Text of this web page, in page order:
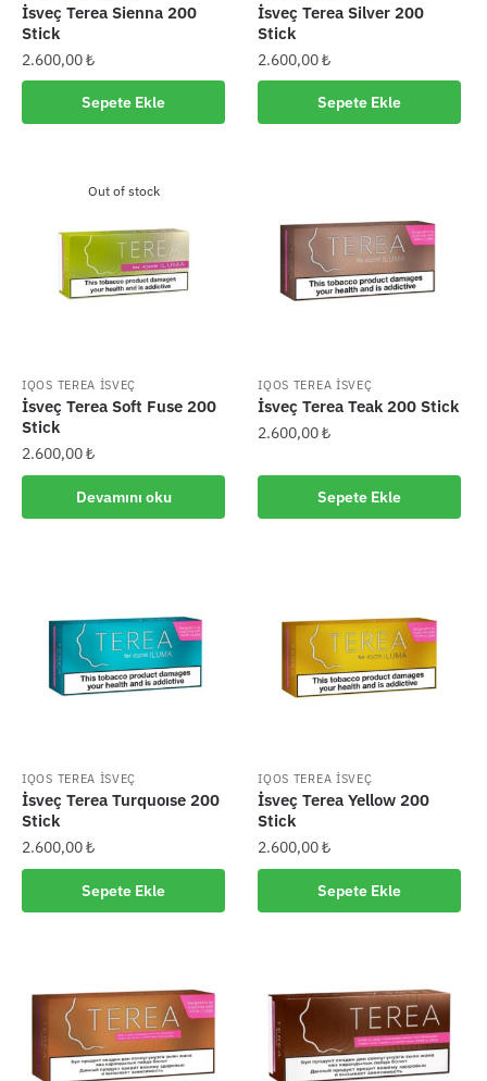
İsveç Terea Sienna 200
Stick
2.600,00₺
Sepete Ekle
İsveç Terea Silver 200
Stick
2.600,00₺
Sepete Ekle
Out of stock
IQOS TEREA İSVEÇ
İsveç Terea Soft Fuse 200
Stick
2.600,00₺
Devamını oku
IQOS TEREA İSVEÇ
İsveç Terea Teak 200 Stick
2.600,00₺
Sepete Ekle
IQOS TEREA İSVEÇ
İsveç Terea Turquoıse 200
Stick
2.600,00₺
Sepete Ekle
IQOS TEREA İSVEÇ
İsveç Terea Yellow 200
Stick
2.600,00₺
Sepete Ekle